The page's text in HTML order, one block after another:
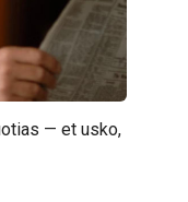
— et usko,